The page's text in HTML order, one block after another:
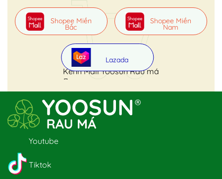
Kênh Mall Yoosun Rau má
Shopee Miền
Bắc
Shopee Miền
Nam
Lazada
Youtube
Tiktok